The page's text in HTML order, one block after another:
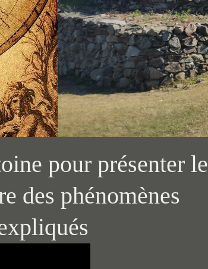
pour présenter le
des phénomènes